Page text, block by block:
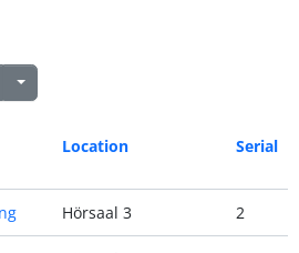
Location Serial
Hörsaal 3 2